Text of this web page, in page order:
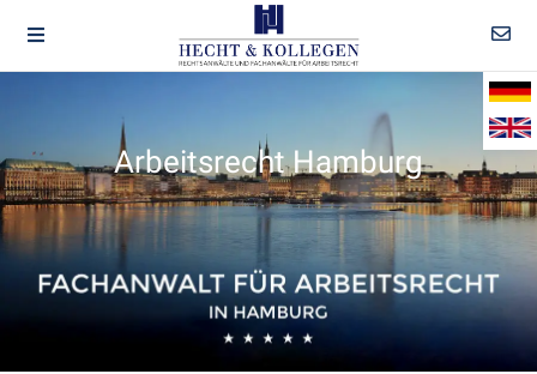
Arbeitsrecht Hamburg